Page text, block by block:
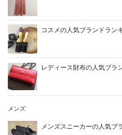
コスメの人気ブランドラン
レディース財布の人気ブラ
メンズ
メンズスニーカーの人気ブ